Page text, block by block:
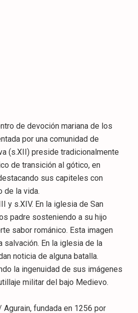
de devoción mariana de los
por una comunidad de
(s.XII) preside tradicionalmente
de transición al gótico, en
sus capiteles con
de la vida.
y s.XIV. En la iglesia de San
padre sosteniendo a su hijo
sabor románico. Esta imagen
salvación. En la iglesia de la
noticia de alguna batalla.
la ingenuidad de sus imágenes
militar del bajo Medievo.
fundada en 1256 por